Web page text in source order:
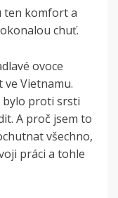
ten komfort a
chuť.
ovoce
Vietnamu.
bylo proti srsti
A proč jsem to
všechno,
práci a tohle